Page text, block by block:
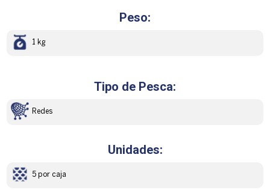
Peso:
1 kg
Tipo de Pesca:
Redes
Unidades:
5 por caja